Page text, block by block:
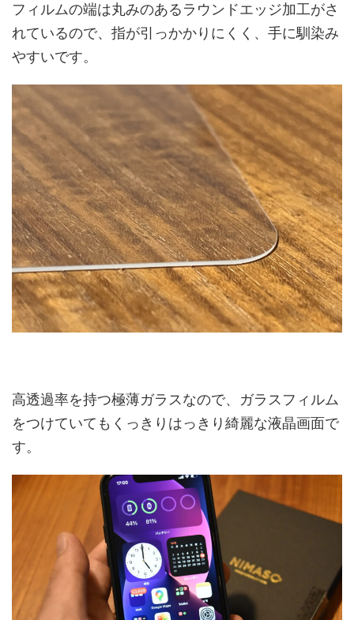
フィルムの端は丸みのあるラウンドエッジ加工がさ
れているので、指が引っかかりにくく、手に馴染み
やすいです。
高透過率を持つ極薄ガラスなので、ガラスフィルム
をつけていてもくっきりはっきり綺麗な液晶画面で
す。